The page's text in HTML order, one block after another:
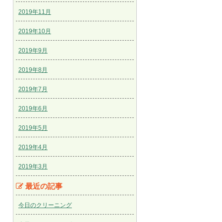
2019年11月
2019年10月
2019年9月
2019年8月
2019年7月
2019年6月
2019年5月
2019年4月
2019年3月
最近の記事
今日のクリーニング